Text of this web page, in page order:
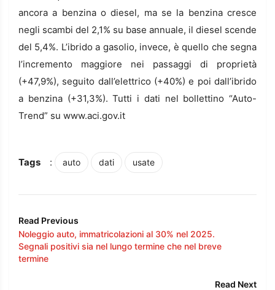
ancora a benzina o diesel, ma se la benzina cresce
negli scambi del 2,1% su base annuale, il diesel scende
del 5,4%. L’ibrido a gasolio, invece, è quello che segna
l’incremento maggiore nei passaggi di proprietà
(+47,9%), seguito dall’elettrico (+40%) e poi dall’ibrido
a benzina (+31,3%). Tutti i dati nel bollettino “Auto-
Trend” su www.aci.gov.it
Tags : auto dati usate
Read Previous
Noleggio auto, immatricolazioni al 30% nel 2025.
Segnali positivi sia nel lungo termine che nel breve
termine
Read Next